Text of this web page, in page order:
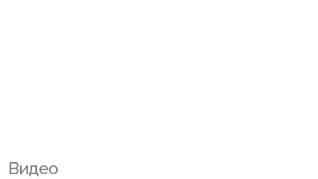
Видео